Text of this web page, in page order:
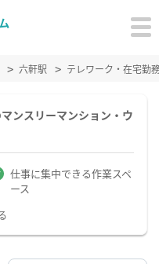
六軒駅 テレワーク・在宅勤
ンスリーマンション・ウ
仕事に集中できる作業スペ
ース